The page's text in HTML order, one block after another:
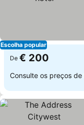
Escolha popular
De € 200
Consulte os preços de